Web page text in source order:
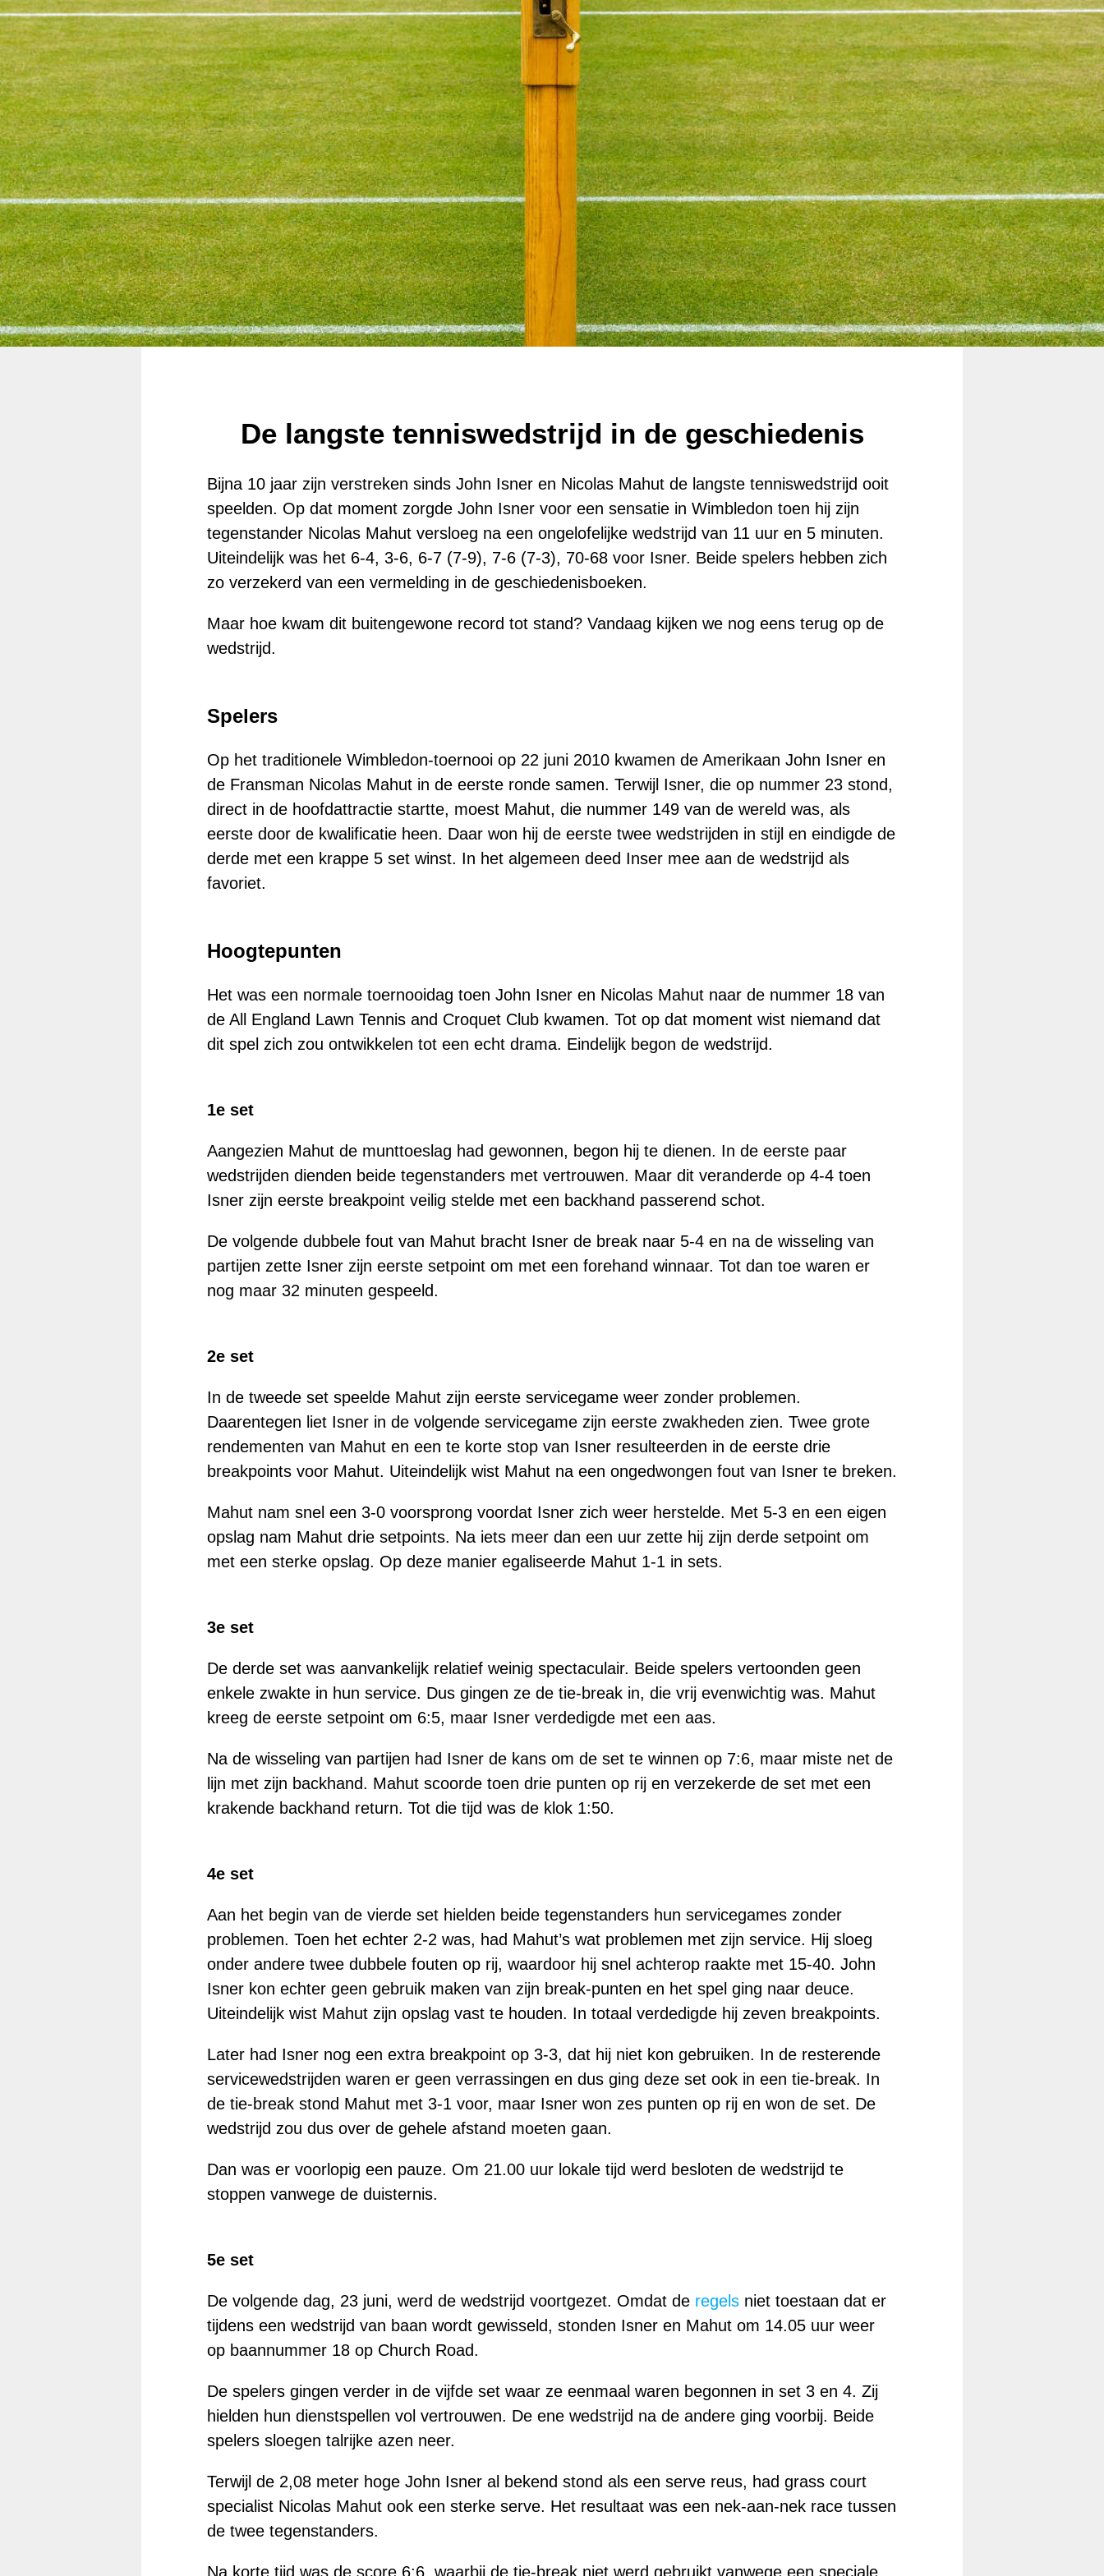
De langste tenniswedstrijd in de geschiedenis
Bijna 10 jaar zijn verstreken sinds John Isner en Nicolas Mahut de langste tenniswedstrijd ooit
speelden. Op dat moment zorgde John Isner voor een sensatie in Wimbledon toen hij zijn
tegenstander Nicolas Mahut versloeg na een ongelofelijke wedstrijd van 11 uur en 5 minuten.
Uiteindelijk was het 6-4, 3-6, 6-7 (7-9), 7-6 (7-3), 70-68 voor Isner. Beide spelers hebben zich
zo verzekerd van een vermelding in de geschiedenisboeken.
Maar hoe kwam dit buitengewone record tot stand? Vandaag kijken we nog eens terug op de
wedstrijd.
Spelers
Op het traditionele Wimbledon-toernooi op 22 juni 2010 kwamen de Amerikaan John Isner en
de Fransman Nicolas Mahut in de eerste ronde samen. Terwijl Isner, die op nummer 23 stond,
direct in de hoofdattractie startte, moest Mahut, die nummer 149 van de wereld was, als
eerste door de kwalificatie heen. Daar won hij de eerste twee wedstrijden in stijl en eindigde de
derde met een krappe 5 set winst. In het algemeen deed Inser mee aan de wedstrijd als
favoriet.
Hoogtepunten
Het was een normale toernooidag toen John Isner en Nicolas Mahut naar de nummer 18 van
de All England Lawn Tennis and Croquet Club kwamen. Tot op dat moment wist niemand dat
dit spel zich zou ontwikkelen tot een echt drama. Eindelijk begon de wedstrijd.
1e set
Aangezien Mahut de munttoeslag had gewonnen, begon hij te dienen. In de eerste paar
wedstrijden dienden beide tegenstanders met vertrouwen. Maar dit veranderde op 4-4 toen
Isner zijn eerste breakpoint veilig stelde met een backhand passerend schot.
De volgende dubbele fout van Mahut bracht Isner de break naar 5-4 en na de wisseling van
partijen zette Isner zijn eerste setpoint om met een forehand winnaar. Tot dan toe waren er
nog maar 32 minuten gespeeld.
2e set
In de tweede set speelde Mahut zijn eerste servicegame weer zonder problemen.
Daarentegen liet Isner in de volgende servicegame zijn eerste zwakheden zien. Twee grote
rendementen van Mahut en een te korte stop van Isner resulteerden in de eerste drie
breakpoints voor Mahut. Uiteindelijk wist Mahut na een ongedwongen fout van Isner te breken.
Mahut nam snel een 3-0 voorsprong voordat Isner zich weer herstelde. Met 5-3 en een eigen
opslag nam Mahut drie setpoints. Na iets meer dan een uur zette hij zijn derde setpoint om
met een sterke opslag. Op deze manier egaliseerde Mahut 1-1 in sets.
3e set
De derde set was aanvankelijk relatief weinig spectaculair. Beide spelers vertoonden geen
enkele zwakte in hun service. Dus gingen ze de tie-break in, die vrij evenwichtig was. Mahut
kreeg de eerste setpoint om 6:5, maar Isner verdedigde met een aas.
Na de wisseling van partijen had Isner de kans om de set te winnen op 7:6, maar miste net de
lijn met zijn backhand. Mahut scoorde toen drie punten op rij en verzekerde de set met een
krakende backhand return. Tot die tijd was de klok 1:50.
4e set
Aan het begin van de vierde set hielden beide tegenstanders hun servicegames zonder
problemen. Toen het echter 2-2 was, had Mahut’s wat problemen met zijn service. Hij sloeg
onder andere twee dubbele fouten op rij, waardoor hij snel achterop raakte met 15-40. John
Isner kon echter geen gebruik maken van zijn break-punten en het spel ging naar deuce.
Uiteindelijk wist Mahut zijn opslag vast te houden. In totaal verdedigde hij zeven breakpoints.
Later had Isner nog een extra breakpoint op 3-3, dat hij niet kon gebruiken. In de resterende
servicewedstrijden waren er geen verrassingen en dus ging deze set ook in een tie-break. In
de tie-break stond Mahut met 3-1 voor, maar Isner won zes punten op rij en won de set. De
wedstrijd zou dus over de gehele afstand moeten gaan.
Dan was er voorlopig een pauze. Om 21.00 uur lokale tijd werd besloten de wedstrijd te
stoppen vanwege de duisternis.
5e set
De volgende dag, 23 juni, werd de wedstrijd voortgezet. Omdat de regels niet toestaan dat er
tijdens een wedstrijd van baan wordt gewisseld, stonden Isner en Mahut om 14.05 uur weer
op baannummer 18 op Church Road.
De spelers gingen verder in de vijfde set waar ze eenmaal waren begonnen in set 3 en 4. Zij
hielden hun dienstspellen vol vertrouwen. De ene wedstrijd na de andere ging voorbij. Beide
spelers sloegen talrijke azen neer.
Terwijl de 2,08 meter hoge John Isner al bekend stond als een serve reus, had grass court
specialist Nicolas Mahut ook een sterke serve. Het resultaat was een nek-aan-nek race tussen
de twee tegenstanders.
Na korte tijd was de score 6:6, waarbij de tie-break niet werd gebruikt vanwege een speciale